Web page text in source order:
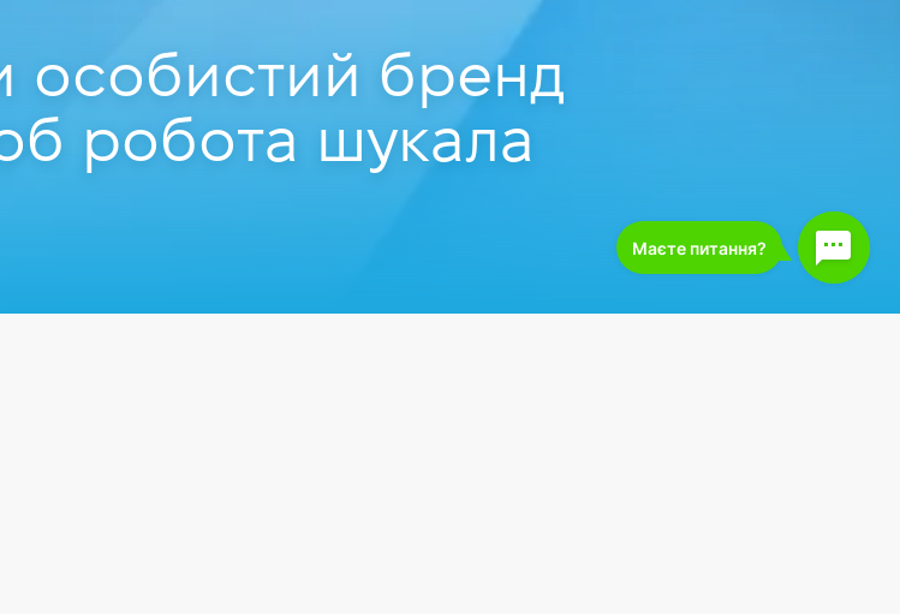
особистий бренд
робота шукала